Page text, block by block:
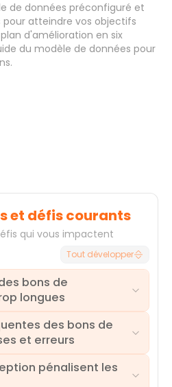
de données préconfiguré et
pour atteindre vos objectifs
plan d'amélioration en six
du modèle de données pour
et défis courants
qui vous impactent
Tout développer
bons de
longues
des bons de commande
fréquent : ils
tenues. Cette lenteur
retarde des
des bons de
et erreurs
apportées aux
pénalisent les